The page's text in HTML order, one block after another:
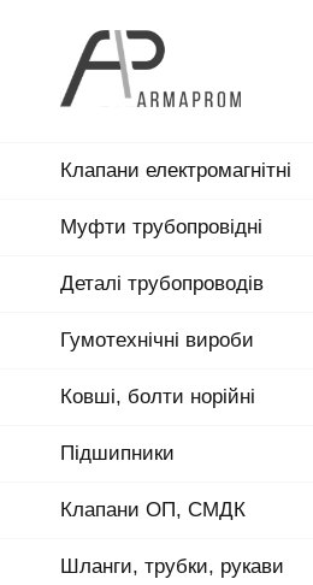
Клапани електромагнітні
Муфти трубопровідні
Деталі трубопроводів
Гумотехнічні вироби
Ковші, болти норійні
Підшипники
Клапани ОП, СМДК
Шланги, трубки, рукави